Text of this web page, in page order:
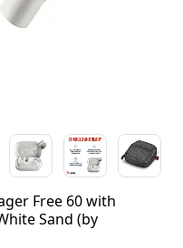
Free 60 with
Sand (by